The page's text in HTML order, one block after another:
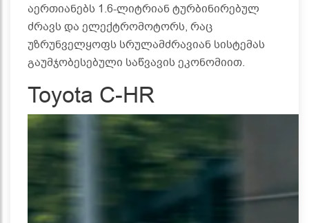
აერთიანებს 1.6-ლიტრიან ტურბინირებულ
ძრავს და ელექტრომოტორს, რაც
უზრუნველყოფს სრულამძრავიან სისტემას
გაუმჯობესებული საწვავის ეკონომიით.
Toyota C-HR